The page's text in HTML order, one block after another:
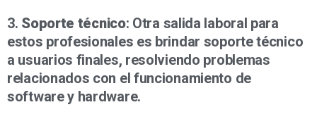
3. Soporte técnico: Otra salida laboral para
estos profesionales es brindar soporte técnico
a usuarios finales, resolviendo problemas
relacionados con el funcionamiento de
software y hardware.